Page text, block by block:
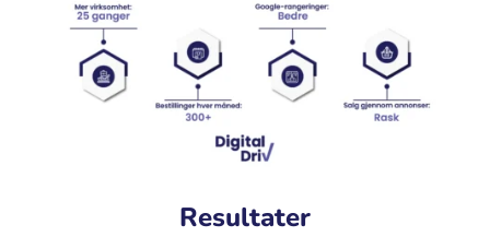
Resultater